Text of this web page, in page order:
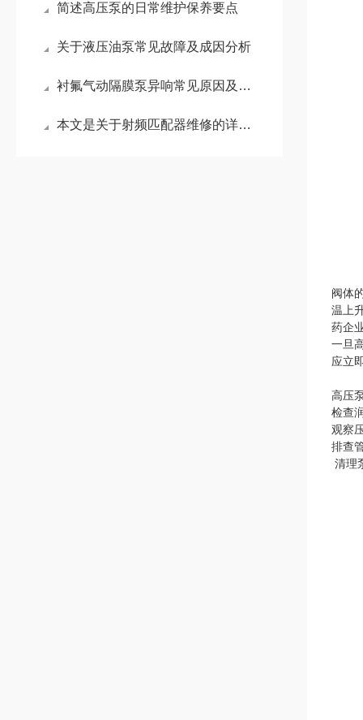
简述高压泵的日常维护保养要点
关于液压油泵常见故障及成因分析
衬氟气动隔膜泵异响常见原因及维修方法
本文是关于射频匹配器维修的详细阐述
阀体
温上
药企
一旦
应立
高压
检查
观察
排查
清理